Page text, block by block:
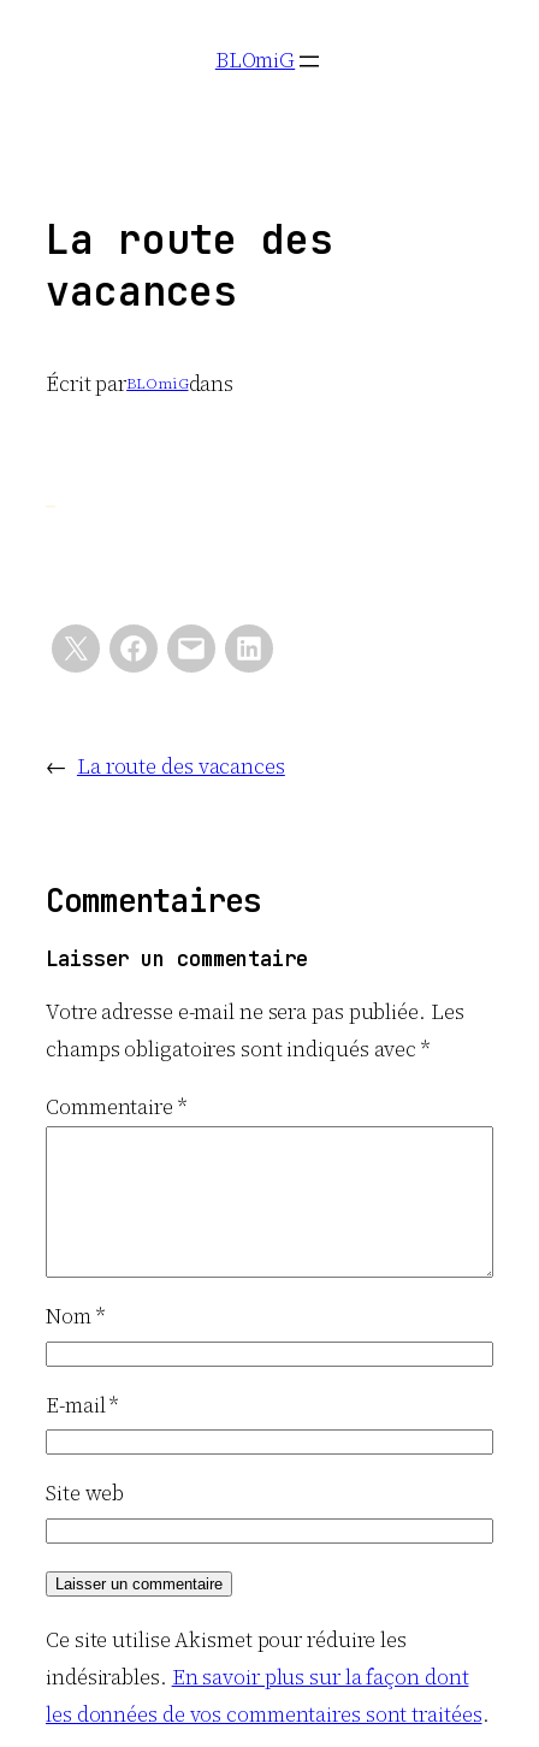
BLOmiG
La route des
vacances
Écrit parBLOmiGdans
← La route des vacances
Commentaires
Laisser un commentaire
Votre adresse e-mail ne sera pas publiée. Les
champs obligatoires sont indiqués avec*
Commentaire *
Nom*
E-mail*
Site web
Ce site utilise Akismet pour réduire les
indésirables. En savoir plus sur la façon dont
les données de vos commentaires sont traitées.